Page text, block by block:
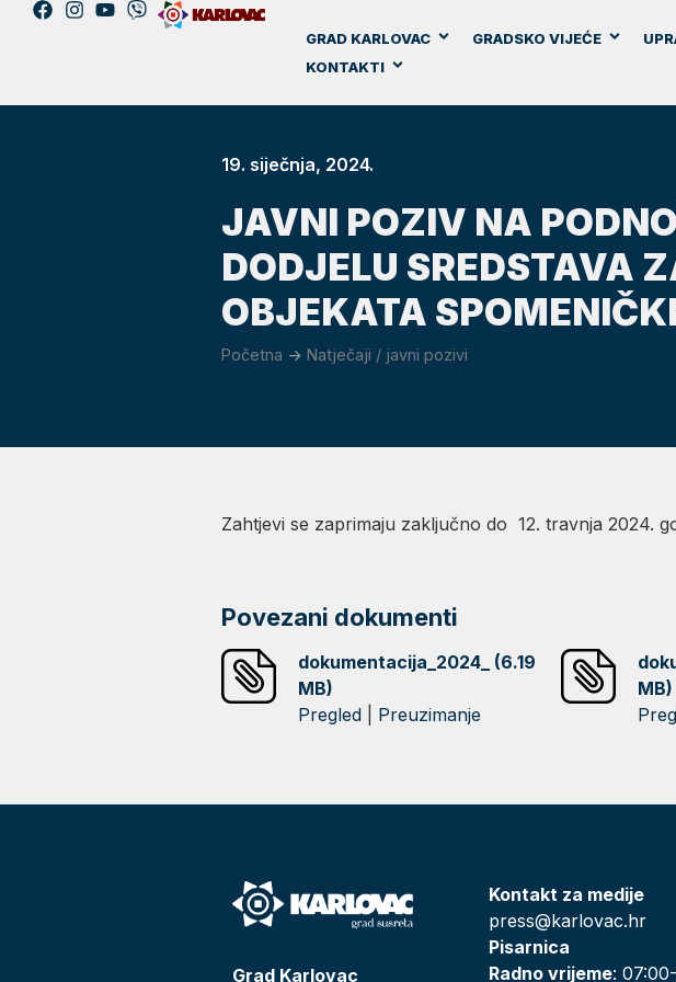
GRAD KARLOVAC GRADSKO VIJEĆE
KONTAKTI
19. siječnja, 2024.
JAVNI POZIV NA
DODJELU SREDSTAVA
OBJEKATA
Početna -> Natječaji / javni pozivi
Zahtjevi se zaprimaju zaključno do 12. travnja 2024.
Povezani dokumenti
dokumentacija_2024_ (6.19
MB)
Pregled
Preuzimanje
MB)
Grad Karlovac
Kontakt za medije
press@karlovac.hr
Pisarnica
Radno vrijeme: